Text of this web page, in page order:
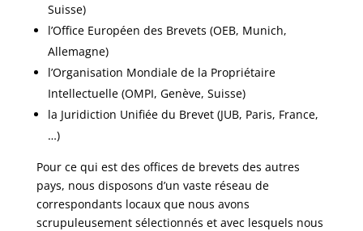
Suisse)
l’Office Européen des Brevets (OEB, Munich,
Allemagne)
l’Organisation Mondiale de la Propriétaire
Intellectuelle (OMPI, Genève, Suisse)
la Juridiction Unifiée du Brevet (JUB, Paris, France,
…)
Pour ce qui est des offices de brevets des autres
pays, nous disposons d’un vaste réseau de
correspondants locaux que nous avons
scrupuleusement sélectionnés et avec lesquels nous